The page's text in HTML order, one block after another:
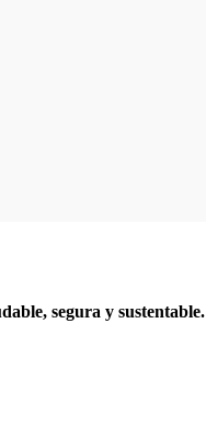
segura y sustentable.